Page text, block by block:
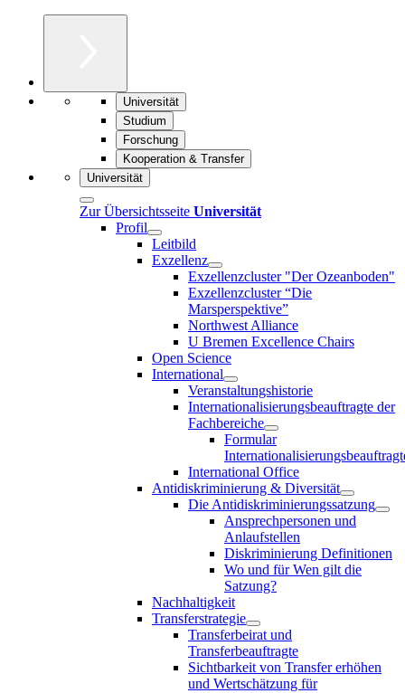
Universität
Studium
Forschung
Kooperation & Transfer
Universität
Zur Übersichtsseite Universität
Profil
Leitbild
Exzellenz
Exzellenzcluster "Der Ozeanboden"
Exzellenzcluster “Die
Marsperspektive”
Northwest Alliance
U Bremen Excellence Chairs
Open Science
International
Veranstaltungshistorie
Internationalisierungsbeauftragte der
Fachbereiche
Formular
International Office
Antidiskriminierung & Diversität
Die Antidiskriminierungssatzung
Ansprechpersonen und
Anlaufstellen
Diskriminierung Definitionen
Wo und für Wen gilt die
Satzung?
Nachhaltigkeit
Transferstrategie
Transferbeirat und
Transferbeauftragte
Sichtbarkeit von Transfer erhöhen
und Wertschätzung für